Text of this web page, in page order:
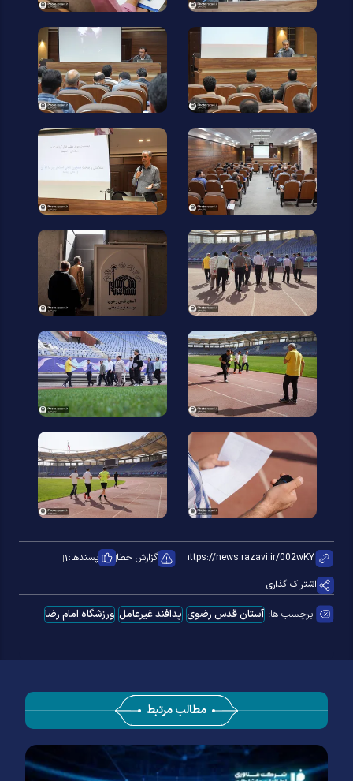
گزارش خطا پسندها:۱
اشتراک گذاری
برچسب ها: آستان قدس رضوی پدافند غیرعامل ورزشگاه امام رضا
مطالب مرتبط